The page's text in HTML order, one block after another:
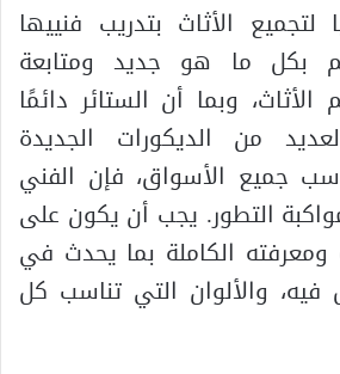
الأثاث بتدريب فنييها
بكل ما هو جديد ومتابعة
وبما أن الستائر دائمًا
من الديكورات الجديدة
جميع الأسواق، فإن الفني
التطور. يجب أن يكون على
الكاملة بما يحدث في
والألوان التي تناسب كل